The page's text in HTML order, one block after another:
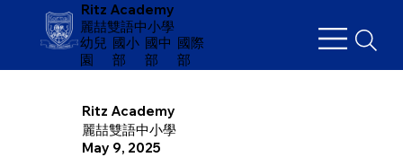
Ritz Academy
麗喆雙語中小學
幼兒
園
​國小
部
國中
部
國際
部
Ritz Academy
麗喆雙語中小學
May 9, 2025